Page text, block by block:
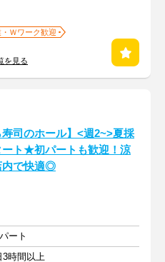
Ｗワーク歓迎
を見る
寿司のホール】<週2~>夏採
ート★初パートも歓迎！涼
内で快適◎
ート
3時間以上